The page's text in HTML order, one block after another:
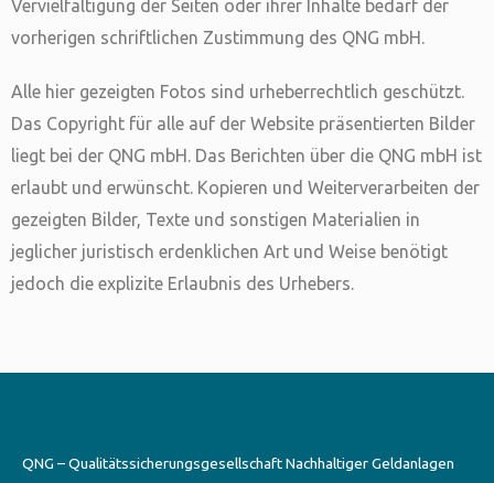
Vervielfältigung der Seiten oder ihrer Inhalte bedarf der
vorherigen schriftlichen Zustimmung des QNG mbH.
Alle hier gezeigten Fotos sind urheberrechtlich geschützt.
Das Copyright für alle auf der Website präsentierten Bilder
liegt bei der QNG mbH. Das Berichten über die QNG mbH ist
erlaubt und erwünscht. Kopieren und Weiterverarbeiten der
gezeigten Bilder, Texte und sonstigen Materialien in
jeglicher juristisch erdenklichen Art und Weise benötigt
jedoch die explizite Erlaubnis des Urhebers.
QNG – Qualitätssicherungsgesellschaft Nachhaltiger Geldanlagen